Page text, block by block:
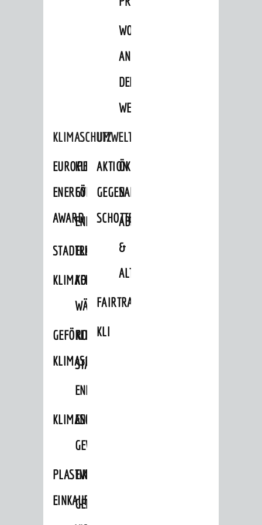
WOHNBEBAUUNG
AN
DER
WEINBERGSTRASSE
KLIMASCHUTZ
EUROPEAN
ENERGY
AWARD
KLIMASCHUTZ-
FÖRDERPROGRAMME
ENERGIEBERATUNG
STADTRADELN
ELEKTROMOBILITÄTSBERATUNG
KLIMAFITKOMMUNALE
WÄRMEPLANUNG
GEFÖRDERTE
KLIMASCHUTZMASSNAHMEN
KLIMASCHUTZKONZEPT
STÄDTISCHES
ENERGIEMANAGEMENT
KLIMASCHUTZKOMMISSION
ENERGIEKARAWANE
GEWERBE
PLASTIKTÜTENFREIE
EINKAUFSSTADT
EVENTS
GEMEINSAME
UMWELTSCHUTZ
AKTION
GEGEN
SCHOTTERGÄRTEN
ÖKOLOGISCHE
SANIERUNG/WAIDSEE
ABFALL
&
ALTLASTEN
FAIRTRADE
KLEIDERTAUSCHBÖRSE